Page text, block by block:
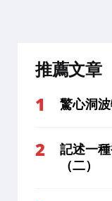
推薦文章
驚心洞
記述一
（二）